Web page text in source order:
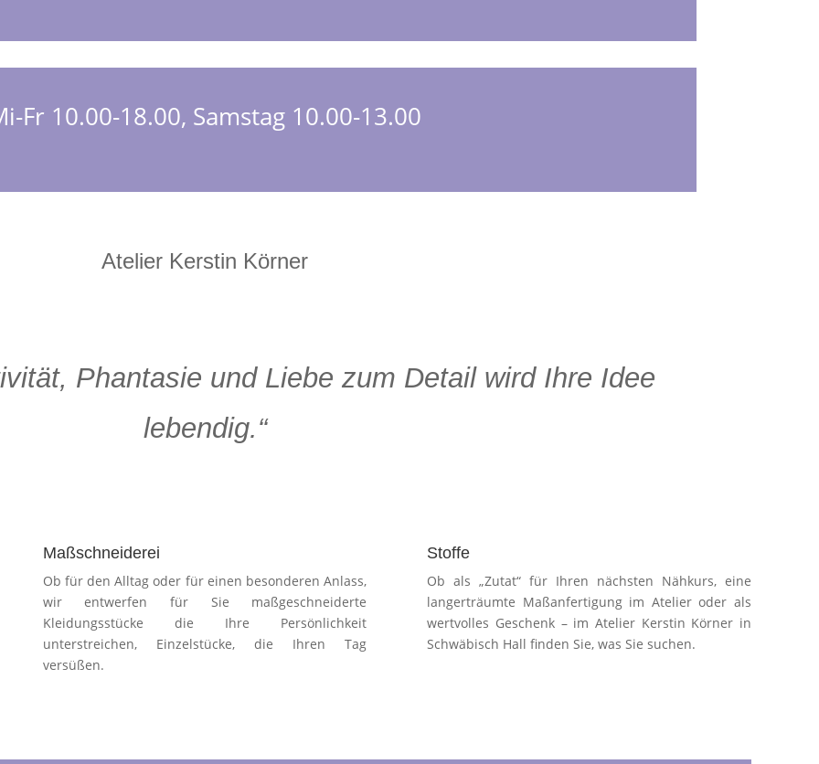
Fr 10.00-18.00, Samstag 10.00-13.00
Atelier Kerstin Körner
Phantasie und Liebe zum Detail wird Ihre Idee
lebendig.“
Maßschneiderei
Ob für den Alltag oder für einen besonderen Anlass,
wir entwerfen für Sie maßgeschneiderte
Kleidungsstücke die Ihre Persönlichkeit
unterstreichen, Einzelstücke, die Ihren Tag
versüßen.
Stoffe
Ob als „Zutat“ für Ihren nächsten Nähkurs, eine
langerträumte Maßanfertigung im Atelier oder als
wertvolles Geschenk – im Atelier Kerstin Körner in
Schwäbisch Hall finden Sie, was Sie suchen.